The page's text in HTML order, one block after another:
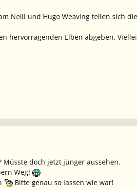
Neill und Hugo Weaving teilen sich
hervorragenden Elben abgeben.
Müsste doch jetzt jünger aussehen.
Weg!
Bitte genau so lassen wie war!